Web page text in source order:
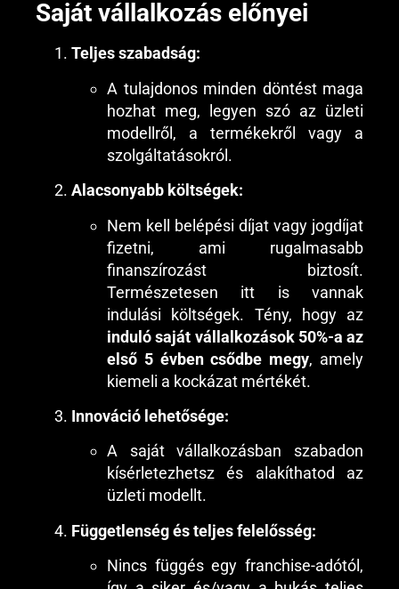
Saját vállalkozás előnyei
Teljes szabadság:
A tulajdonos minden döntést maga
hozhat meg, legyen szó az üzleti
modellről, a termékekről vagy a
szolgáltatásokról.
Alacsonyabb költségek:
Nem kell belépési díjat vagy jogdíjat
fizetni, ami rugalmasabb
finanszírozást biztosít.
Természetesen itt is vannak
indulási költségek. Tény, hogy az
induló saját vállalkozások 50%-a az
első 5 évben csődbe megy, amely
kiemeli a kockázat mértékét.
Innováció lehetősége:
A saját vállalkozásban szabadon
kísérletezhetsz és alakíthatod az
üzleti modellt.
Függetlenség és teljes felelősség:
Nincs függés egy franchise-adótól,